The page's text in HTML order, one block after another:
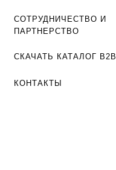
СОТРУДНИЧЕСТВО И
ПАРТНЕРСТВО
СКАЧАТЬ КАТАЛОГ B2B
КОНТАКТЫ